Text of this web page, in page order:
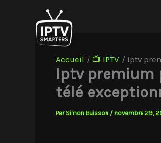
Accueil 📺 IPTV Iptv
Iptv premium
télé
Par Simon Buisson / novembre 29,